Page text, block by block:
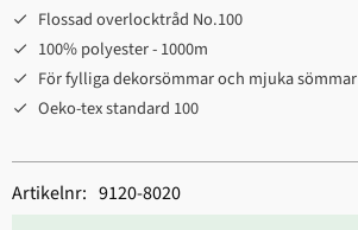
Flossad overlocktråd No.100
100% polyester - 1000m
För fylliga dekorsömmar och mjuka sömmar
Oeko-tex standard 100
Artikelnr 9120-8020